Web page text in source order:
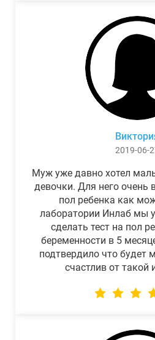
2019-06-
Муж уже давно хотел
девочки. Для него очень
пол ребенка как
лаборатории Инлаб мы
сделать тест на пол
беременности в 5
подтвердило что
счастлив от